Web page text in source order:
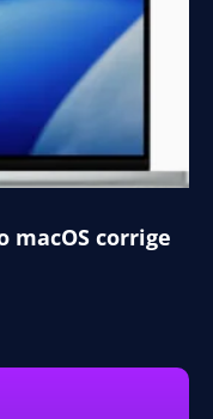
macOS corrige